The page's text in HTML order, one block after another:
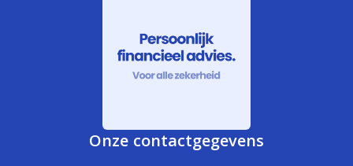
Onze contactgegevens